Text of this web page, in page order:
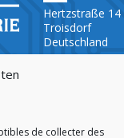
de collecter des
Hertzstraße
Troisdorf
Deutschland